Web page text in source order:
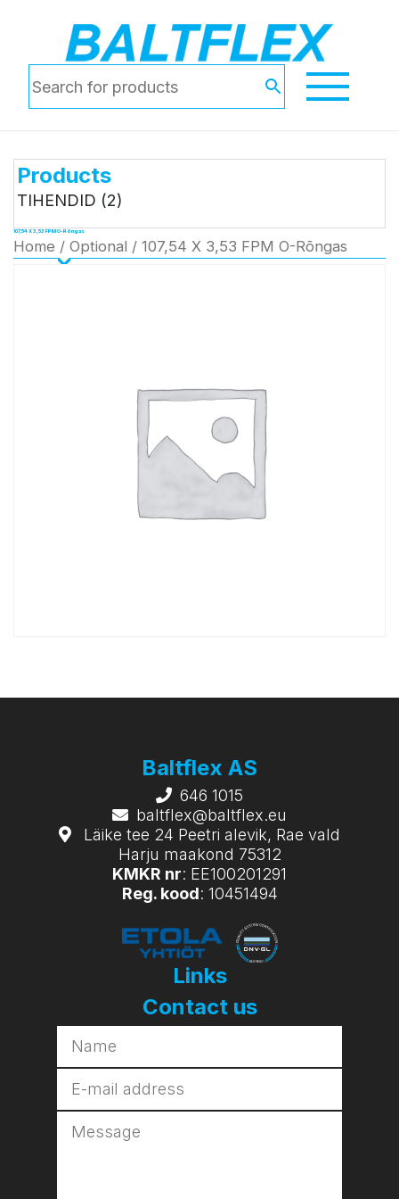
Products
TIHENDID (2)
107,54 X 3,53 FPM O-Rõngas
Home / Optional / 107,54 X 3,53 FPM O-Rõngas
Baltflex AS
646 1015
baltflex@baltflex.eu
Läike tee 24 Peetri alevik, Rae vald
Harju maakond 75312
KMKR nr: EE100201291
Reg. kood: 10451494
Links
Contact us